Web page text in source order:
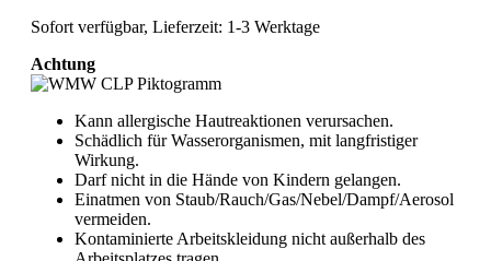
Sofort verfügbar, Lieferzeit: 1-3 Werktage
Achtung
Kann allergische Hautreaktionen verursachen.
Schädlich für Wasserorganismen, mit langfristiger
Wirkung.
Darf nicht in die Hände von Kindern gelangen.
Einatmen von Staub/Rauch/Gas/Nebel/Dampf/Aerosol
vermeiden.
Kontaminierte Arbeitskleidung nicht außerhalb des